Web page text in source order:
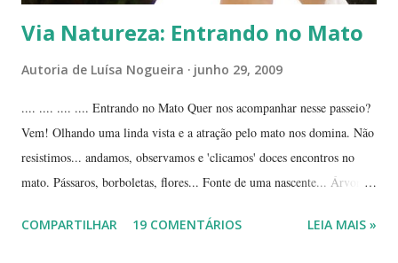
Via Natureza: Entrando no Mato
Autoria de Luísa Nogueira junho 29, 2009
.... .... .... .... Entrando no Mato Quer nos acompanhar nesse passeio?
Vem! Olhando uma linda vista e a atração pelo mato nos domina. Não
resistimos... andamos, observamos e 'clicamos' doces encontros no
mato. Pássaros, borboletas, flores... Fonte de uma nascente... Árvores
e cores... Picão*... Mais flores... Muitas plantas, capim, pedras... Um
COMPARTILHAR 19 COMENTÁRIOS LEIA MAIS »